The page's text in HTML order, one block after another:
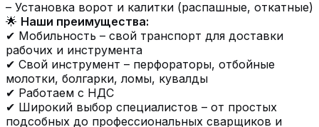
– Установка ворот и калитки (распашные, откатные)
🌟 Наши преимущества:
✔ Мобильность – свой транспорт для доставки
рабочих и инструмента
✔ Свой инструмент – перфораторы, отбойные
молотки, болгарки, ломы, кувалды
✔ Работаем с НДС
✔ Широкий выбор специалистов – от простых
подсобных до профессиональных сварщиков и